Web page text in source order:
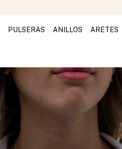
PULSERAS ANILLOS ARETES